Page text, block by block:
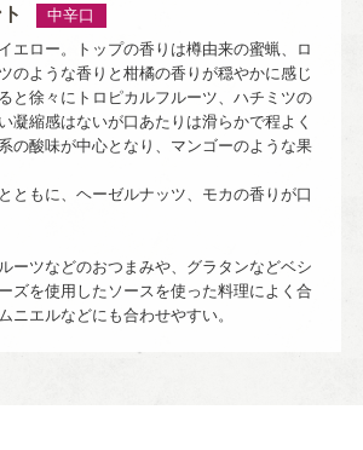
中辛口
エロー。トップの香りは樽由来の蜜蝋、ロ
のような香りと柑橘の香りが穏やかに感じ
と徐々にトロピカルフルーツ、ハチミツの
凝縮感はないが口あたりは滑らかで程よく
の酸味が中心となり、マンゴーのような果
ともに、ヘーゼルナッツ、モカの香りが口
ーツなどのおつまみや、グラタンなどベシ
ズを使用したソースを使った料理によく合
ニエルなどにも合わせやすい。